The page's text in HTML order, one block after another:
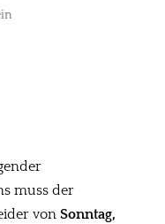
muss der
von Sonntag,